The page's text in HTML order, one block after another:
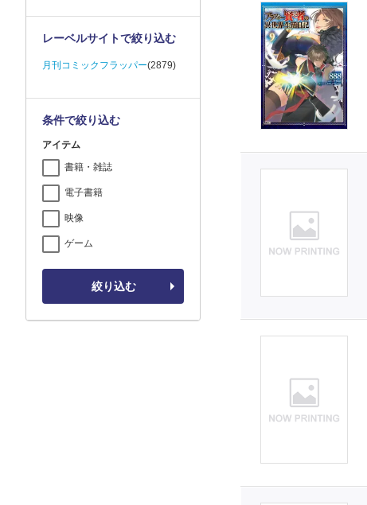
レーベルサイトで絞り込む
月刊コミックフラッパー(2879)
条件で絞り込む
アイテム
書籍・雑誌
電子書籍
映像
ゲーム
絞り込む